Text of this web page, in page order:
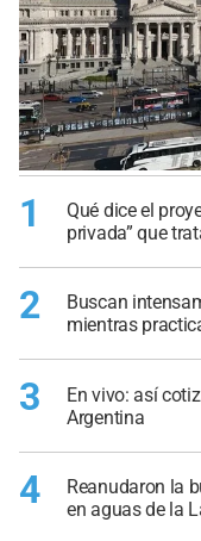
1
Qué dice el
privada” que
2
Buscan
mientras
3
En vivo: así
Argentina
4
Reanudaron la
en aguas de la